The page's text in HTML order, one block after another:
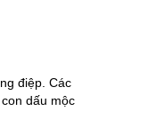
điệp. Các
dấu mộc